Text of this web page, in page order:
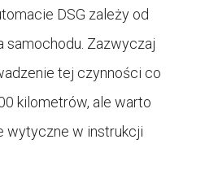
DSG zależy od
samochodu. Zazwyczaj
tej czynności co
kilometrów, ale warto
wytyczne w instrukcji